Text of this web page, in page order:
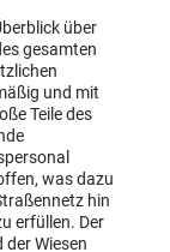
über
gesamten
und mit
Teile des
was dazu
hin
erfüllen. Der
Wiesen